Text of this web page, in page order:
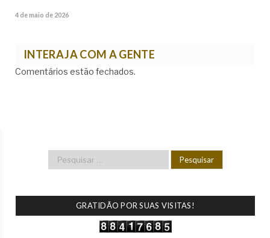
4 de maio de 2026
INTERAJA COM A GENTE
Comentários estão fechados.
GRATIDÃO POR SUAS VISITAS!